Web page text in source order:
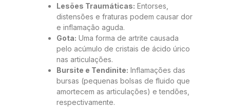
Lesões Traumáticas: Entorses,
distensões e fraturas podem causar dor
e inflamação aguda.
Gota: Uma forma de artrite causada
pelo acúmulo de cristais de ácido úrico
nas articulações.
Bursite e Tendinite: Inflamações das
bursas (pequenas bolsas de fluido que
amortecem as articulações) e tendões,
respectivamente.